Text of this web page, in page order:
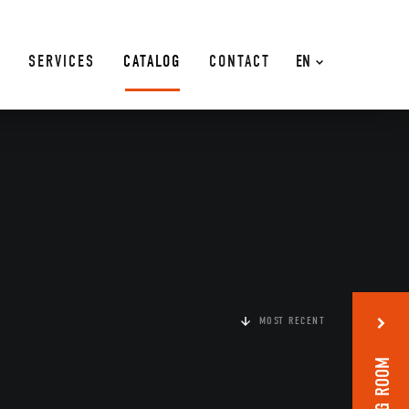
EN
SERVICES CATALOG CONTACT
MOST RECENT